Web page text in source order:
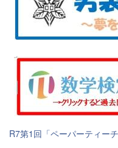
R7第1回「ペーパーティー